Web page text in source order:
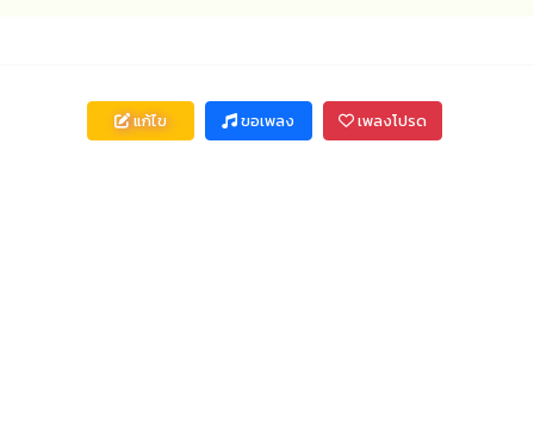
แก้ไข ขอเพลง เพลงโปรด